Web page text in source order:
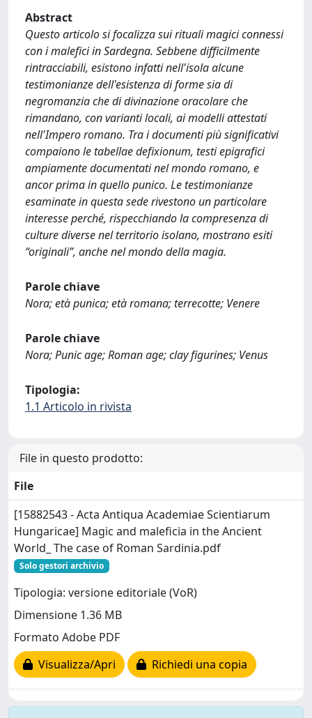
Abstract
Questo articolo si focalizza sui rituali magici connessi
con i malefici in Sardegna. Sebbene difficilmente
rintracciabili, esistono infatti nell'isola alcune
testimonianze dell'esistenza di forme sia di
negromanzia che di divinazione oracolare che
rimandano, con varianti locali, ai modelli attestati
nell'Impero romano. Tra i documenti più significativi
compaiono le tabellae defixionum, testi epigrafici
ampiamente documentati nel mondo romano, e
ancor prima in quello punico. Le testimonianze
esaminate in questa sede rivestono un particolare
interesse perché, rispecchiando la compresenza di
culture diverse nel territorio isolano, mostrano esiti
“originali”, anche nel mondo della magia.
Parole chiave
Nora; età punica; età romana; terrecotte; Venere
Parole chiave
Nora; Punic age; Roman age; clay figurines; Venus
Tipologia:
1.1 Articolo in rivista
File in questo prodotto:
File
[15882543 - Acta Antiqua Academiae Scientiarum
Hungaricae] Magic and maleficia in the Ancient
World_ The case of Roman Sardinia.pdf
Solo gestori archivio
Tipologia: versione editoriale (VoR)
Dimensione 1.36 MB
Formato Adobe PDF
Visualizza/Apri
Richiedi una copia